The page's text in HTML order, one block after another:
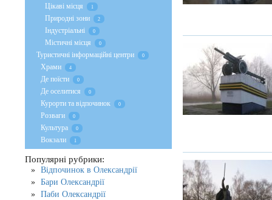
Цікаві місця 1
Природні зони 2
Індустріальні 0
Містичні місця 0
Туристичні інформаційні центри 0
Храми 4
Де поїсти 0
Де оселитися 0
Курорти та відпочинок 0
Розваги 0
Культура 0
Вокзали 1
Популярні рубрики:
Відпочинок в Олександрії
Бари Олександрії
Паби Олександрії